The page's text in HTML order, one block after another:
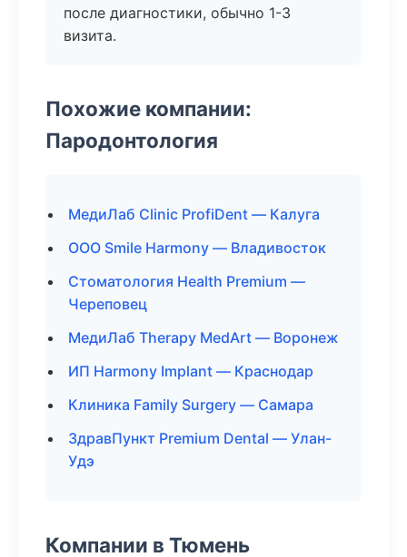
после диагностики, обычно 1-3
визита.
Похожие компании:
Пародонтология
МедиЛаб Clinic ProfiDent — Калуга
ООО Smile Harmony — Владивосток
Стоматология Health Premium —
Череповец
МедиЛаб Therapy MedArt — Воронеж
ИП Harmony Implant — Краснодар
Клиника Family Surgery — Самара
ЗдравПункт Premium Dental — Улан-
Удэ
Компании в Тюмень